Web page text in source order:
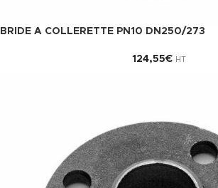
BRIDE A COLLERETTE PN10 DN250/273
124,55€ HT